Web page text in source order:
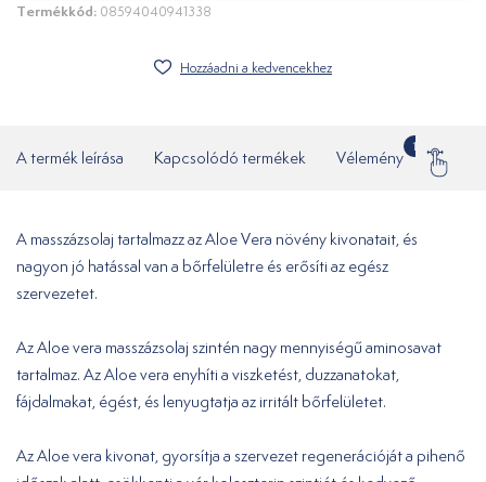
Termékkód: 08594040941338
Hozzáadni a kedvencekhez
A termék leírása Kapcsolódó termékek Vélemény
1
A masszázsolaj tartalmazz az Aloe Vera növény kivonatait, és
nagyon jó hatással van a bőrfelületre és erősíti az egész
szervezetet.
Az Aloe vera masszázsolaj szintén nagy mennyiségű aminosavat
tartalmaz. Az Aloe vera enyhíti a viszketést, duzzanatokat,
fájdalmakat, égést, és lenyugtatja az irritált bőrfelületet.
Az Aloe vera kivonat, gyorsítja a szervezet regenerációját a pihenő